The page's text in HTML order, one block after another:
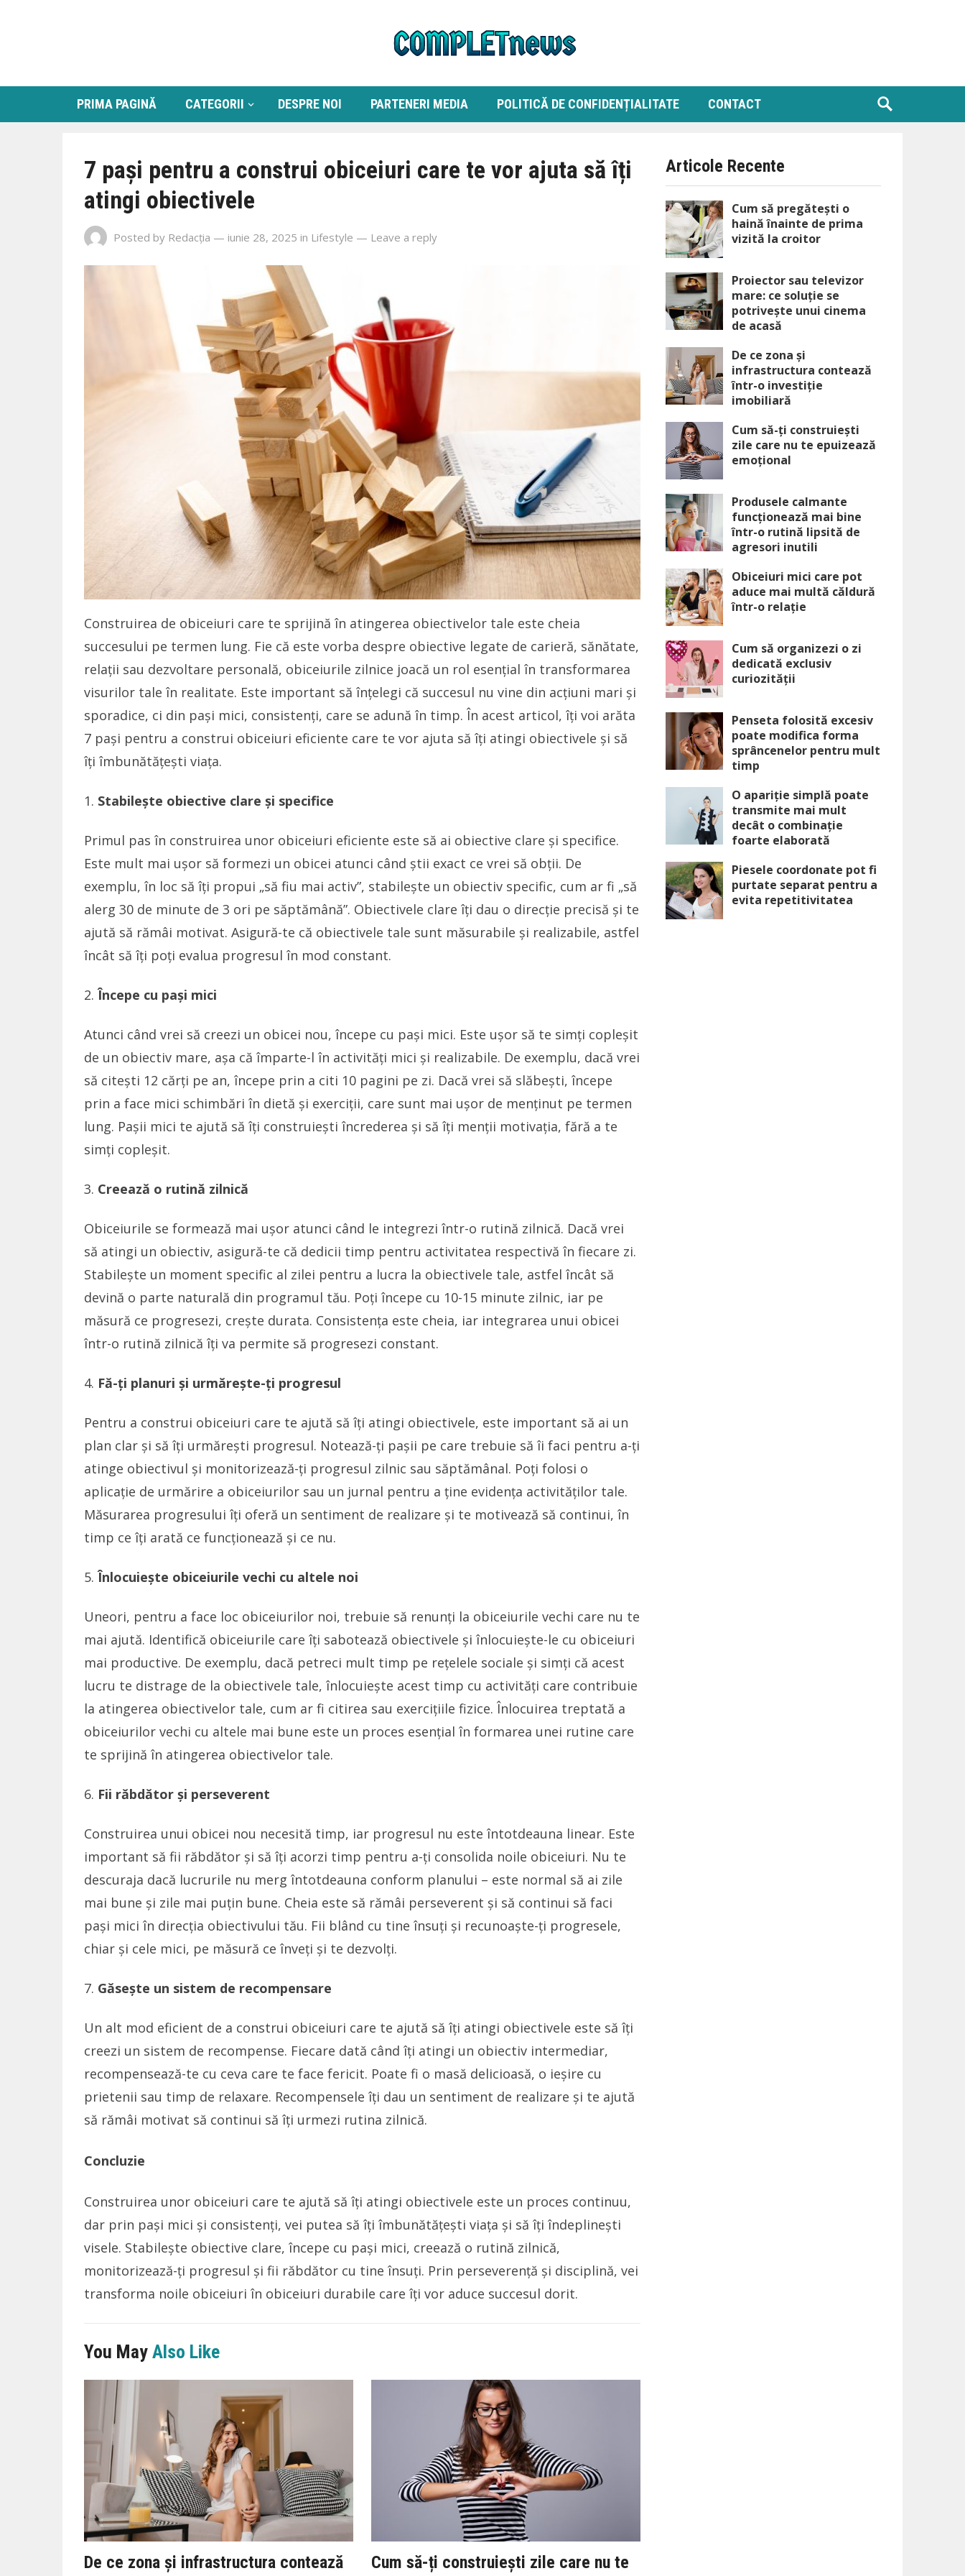
PRIMA PAGINĂ CATEGORII DESPRE NOI PARTENERI MEDIA POLITICĂ DE CONFIDENȚIALITATE CONTACT
7 pași pentru a construi obiceiuri care te vor ajuta să îți
atingi obiectivele
Posted by Redacția — iunie 28, 2025 in Lifestyle — Leave a reply
Construirea de obiceiuri care te sprijină în atingerea obiectivelor tale este cheia
succesului pe termen lung. Fie că este vorba despre obiective legate de carieră, sănătate,
relații sau dezvoltare personală, obiceiurile zilnice joacă un rol esențial în transformarea
visurilor tale în realitate. Este important să înțelegi că succesul nu vine din acțiuni mari și
sporadice, ci din pași mici, consistenți, care se adună în timp. În acest articol, îți voi arăta
7 pași pentru a construi obiceiuri eficiente care te vor ajuta să îți atingi obiectivele și să
îți îmbunătățești viața.
Stabilește obiective clare și specifice
Primul pas în construirea unor obiceiuri eficiente este să ai obiective clare și specifice.
Este mult mai ușor să formezi un obicei atunci când știi exact ce vrei să obții. De
exemplu, în loc să îți propui „să fiu mai activ”, stabilește un obiectiv specific, cum ar fi „să
alerg 30 de minute de 3 ori pe săptămână”. Obiectivele clare îți dau o direcție precisă și te
ajută să rămâi motivat. Asigură-te că obiectivele tale sunt măsurabile și realizabile, astfel
încât să îți poți evalua progresul în mod constant.
Începe cu pași mici
Atunci când vrei să creezi un obicei nou, începe cu pași mici. Este ușor să te simți copleșit
de un obiectiv mare, așa că împarte-l în activități mici și realizabile. De exemplu, dacă vrei
să citești 12 cărți pe an, începe prin a citi 10 pagini pe zi. Dacă vrei să slăbești, începe
prin a face mici schimbări în dietă și exerciții, care sunt mai ușor de menținut pe termen
lung. Pașii mici te ajută să îți construiești încrederea și să îți menții motivația, fără a te
simți copleșit.
Creează o rutină zilnică
Obiceiurile se formează mai ușor atunci când le integrezi într-o rutină zilnică. Dacă vrei
să atingi un obiectiv, asigură-te că dedicii timp pentru activitatea respectivă în fiecare zi.
Stabilește un moment specific al zilei pentru a lucra la obiectivele tale, astfel încât să
devină o parte naturală din programul tău. Poți începe cu 10-15 minute zilnic, iar pe
măsură ce progresezi, crește durata. Consistența este cheia, iar integrarea unui obicei
într-o rutină zilnică îți va permite să progresezi constant.
Fă-ți planuri și urmărește-ți progresul
Pentru a construi obiceiuri care te ajută să îți atingi obiectivele, este important să ai un
plan clar și să îți urmărești progresul. Notează-ți pașii pe care trebuie să îi faci pentru a-ți
atinge obiectivul și monitorizează-ți progresul zilnic sau săptămânal. Poți folosi o
aplicație de urmărire a obiceiurilor sau un jurnal pentru a ține evidența activităților tale.
Măsurarea progresului îți oferă un sentiment de realizare și te motivează să continui, în
timp ce îți arată ce funcționează și ce nu.
Înlocuiește obiceiurile vechi cu altele noi
Uneori, pentru a face loc obiceiurilor noi, trebuie să renunți la obiceiurile vechi care nu te
mai ajută. Identifică obiceiurile care îți sabotează obiectivele și înlocuiește-le cu obiceiuri
mai productive. De exemplu, dacă petreci mult timp pe rețelele sociale și simți că acest
lucru te distrage de la obiectivele tale, înlocuiește acest timp cu activități care contribuie
la atingerea obiectivelor tale, cum ar fi citirea sau exercițiile fizice. Înlocuirea treptată a
obiceiurilor vechi cu altele mai bune este un proces esențial în formarea unei rutine care
te sprijină în atingerea obiectivelor tale.
Fii răbdător și perseverent
Construirea unui obicei nou necesită timp, iar progresul nu este întotdeauna linear. Este
important să fii răbdător și să îți acorzi timp pentru a-ți consolida noile obiceiuri. Nu te
descuraja dacă lucrurile nu merg întotdeauna conform planului – este normal să ai zile
mai bune și zile mai puțin bune. Cheia este să rămâi perseverent și să continui să faci
pași mici în direcția obiectivului tău. Fii blând cu tine însuți și recunoaște-ți progresele,
chiar și cele mici, pe măsură ce înveți și te dezvolți.
Găsește un sistem de recompensare
Un alt mod eficient de a construi obiceiuri care te ajută să îți atingi obiectivele este să îți
creezi un sistem de recompense. Fiecare dată când îți atingi un obiectiv intermediar,
recompensează-te cu ceva care te face fericit. Poate fi o masă delicioasă, o ieșire cu
prietenii sau timp de relaxare. Recompensele îți dau un sentiment de realizare și te ajută
să rămâi motivat să continui să îți urmezi rutina zilnică.
Concluzie
Construirea unor obiceiuri care te ajută să îți atingi obiectivele este un proces continuu,
dar prin pași mici și consistenți, vei putea să îți îmbunătățești viața și să îți îndeplinești
visele. Stabilește obiective clare, începe cu pași mici, creează o rutină zilnică,
monitorizează-ți progresul și fii răbdător cu tine însuți. Prin perseverență și disciplină, vei
transforma noile obiceiuri în obiceiuri durabile care îți vor aduce succesul dorit.
You May Also Like
De ce zona și infrastructura contează
Cum să-ți construiești zile care nu te
Articole Recente
Cum să pregătești o
haină înainte de prima
vizită la croitor
Proiector sau televizor
mare: ce soluție se
potrivește unui cinema
de acasă
De ce zona și
infrastructura contează
într-o investiție
imobiliară
Cum să-ți construiești
zile care nu te epuizează
emoțional
Produsele calmante
funcționează mai bine
într-o rutină lipsită de
agresori inutili
Obiceiuri mici care pot
aduce mai multă căldură
într-o relație
Cum să organizezi o zi
dedicată exclusiv
curiozității
Penseta folosită excesiv
poate modifica forma
sprâncenelor pentru mult
timp
O apariție simplă poate
transmite mai mult
decât o combinație
foarte elaborată
Piesele coordonate pot fi
purtate separat pentru a
evita repetitivitatea